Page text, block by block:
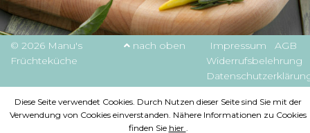
© 2026 Manu's
Früchteküche
nach oben Impressum
AGB
Widerrufsbelehrung
Diese Seite verwendet Cookies. Durch Nutzen dieser Seite sind Sie mit der
Verwendung von Cookies einverstanden. Nähere Informationen zu Cookies
finden Sie hier .